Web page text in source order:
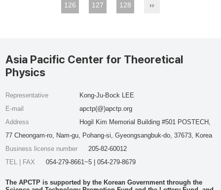
126
127 128
Asia Pacific Center for Theoretical
Physics
Representative
Kong-Ju-Bock LEE
E-mail
apctp(@)apctp.org
Address
Hogil Kim Memorial Building #501 POSTECH,
77 Cheongam-ro, Nam-gu, Pohang-si, Gyeongsangbuk-do, 37673, Korea
Business license number
205-82-60012
TEL | FAX
054-279-8661~5 | 054-279-8679
The APCTP is supported by the Korean Government through the